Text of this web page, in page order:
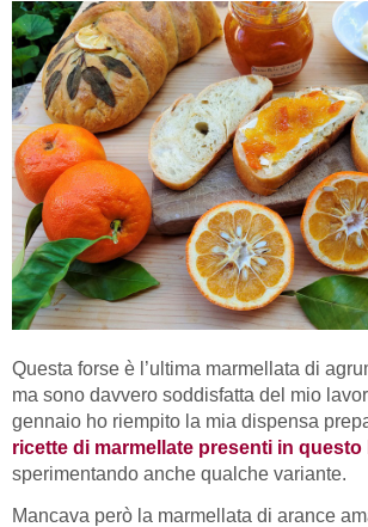
Questa forse è l’ultima marmellata di
ma sono davvero soddisfatta del mio
gennaio ho riempito la mia dispensa
ricette di marmellate presenti in questo
sperimentando anche qualche variante.
Mancava però la marmellata di arance